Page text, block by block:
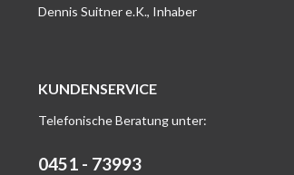
Dennis Suitner e.K., Inhaber
KUNDENSERVICE
Telefonische Beratung unter:
0451 - 73993